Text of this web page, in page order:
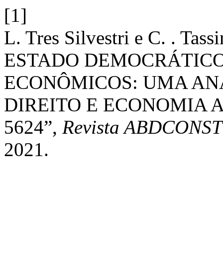
[1]
L. Tres Silvestri e C. .
ESTADO
ECONÔMICOS: UMA
DIREITO E ECONOMIA
5624”, Revista ABDCONST
2021.